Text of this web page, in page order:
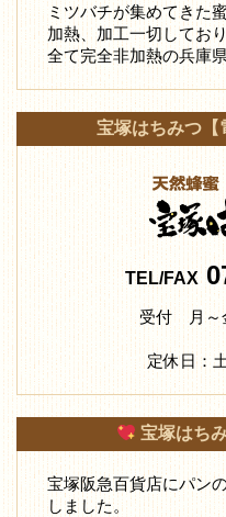
ミツバチが集めてきた
加熱、加工一切してお
全て完全非加熱の兵庫
宝塚はちみつ【
TEL/FAX
受付 月～
定休日：
宝塚はち
宝塚阪急百貨店にパン
しました。